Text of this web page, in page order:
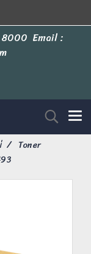
Email :
Toner